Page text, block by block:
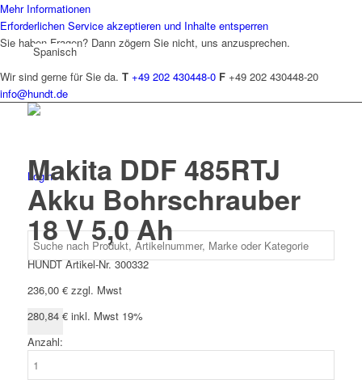
Spanisch
Login
Mehr Informationen
Erforderlichen Service akzeptieren und Inhalte entsperren
Sie haben Fragen? Dann zögern Sie nicht, uns anzusprechen.
Wir sind gerne für Sie da. T +49 202 430448-0 F +49 202 430448-20
info@hundt.de
Makita DDF 485RTJ
Akku Bohrschrauber
18 V 5,0 Ah
HUNDT Artikel-Nr. 300332
236,00 €zzgl. Mwst
280,84 €inkl. Mwst 19%
Anzahl: